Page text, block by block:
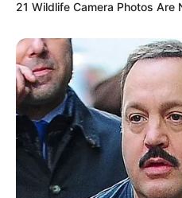
21 Wildlife Camera Photos Are